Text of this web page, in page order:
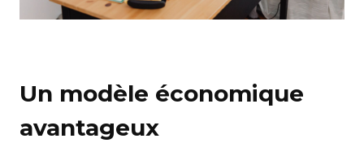
Un modèle économique
avantageux